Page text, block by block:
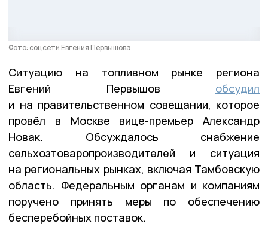
Фото: соцсети Евгения Первышова
Ситуацию на топливном рынке региона
Евгений Первышов обсудил
и на правительственном совещании, которое
провёл в Москве вице-премьер Александр
Новак. Обсуждалось снабжение
сельхозтоваропроизводителей и ситуация
на региональных рынках, включая Тамбовскую
область. Федеральным органам и компаниям
поручено принять меры по обеспечению
бесперебойных поставок.